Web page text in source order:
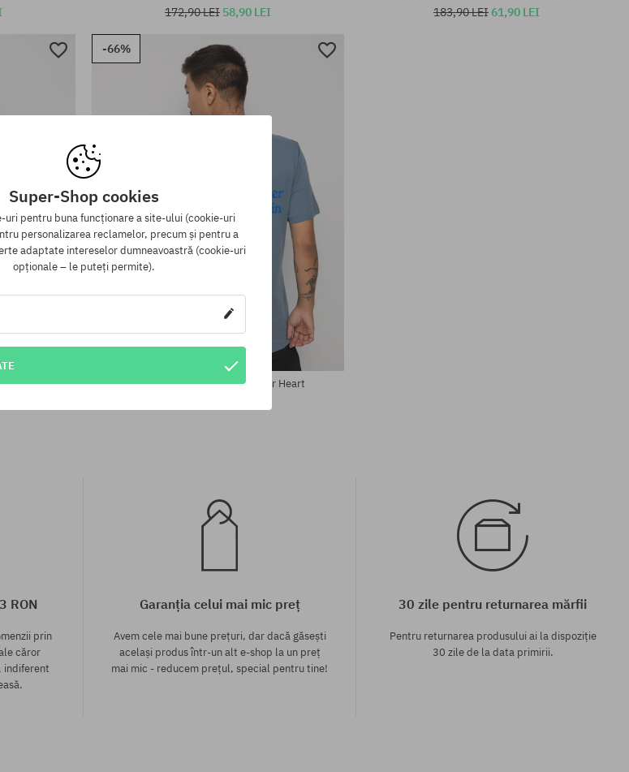
Mărimi existente:
172,90 LEI 58,90 LEI 183,90 LEI61,90 LEI
Heart
-66%
Tricou Cariuma Skate with your Heart
RON
prin
căror
indiferent
Garanția celui mai mic preț
Avem cele mai bune prețuri, dar dacă găsești
același produs într-un alt e-shop la un preț
mai mic - reducem prețul, special pentru tine!
30 zile pentru returnarea mărfii
Pentru returnarea produsului ai la dispoziție
30 zile de la data primirii.
Super-Shop cookies
uri pentru buna funcționare a site-ului (cookie-uri
personalizarea reclamelor, precum și pentru a
adaptate intereselor dumneavoastră (cookie-uri
opționale – le puteți permite).